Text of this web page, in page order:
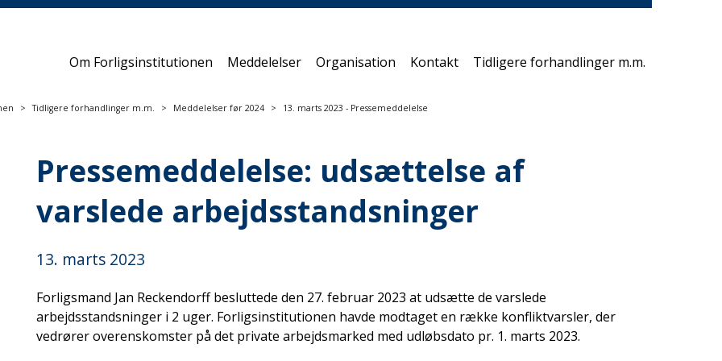
Om Forligsinstitutionen Meddelelser Organisation Kontakt Tidligere forhandlinger m.m.
Tidligere forhandlinger m.m. Meddelelser før 2024 13. marts 2023 - Pressemeddelelse
Pressemeddelelse: udsættelse af
varslede arbejdsstandsninger
13. marts 2023
Forligsmand Jan Reckendorff besluttede den 27. februar 2023 at udsætte de varslede
arbejdsstandsninger i 2 uger. Forligsinstitutionen havde modtaget en række konfliktvarsler, der
vedrører overenskomster på det private arbejdsmarked med udløbsdato pr. 1. marts 2023.